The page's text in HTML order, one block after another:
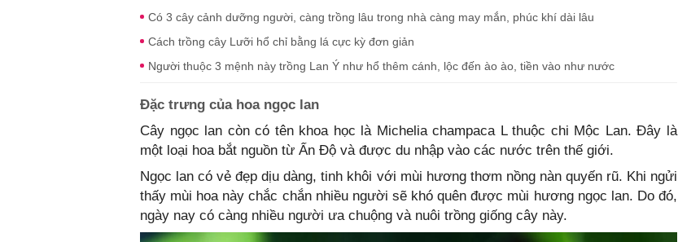
Có 3 cây cảnh dưỡng người, càng trồng lâu trong nhà càng may mắn, phúc khí dài lâu
Cách trồng cây Lưỡi hổ chỉ bằng lá cực kỳ đơn giản
Người thuộc 3 mệnh này trồng Lan Ý như hổ thêm cánh, lộc đến ào ào, tiền vào như nước
Đặc trưng của hoa ngọc lan
Cây ngọc lan còn có tên khoa học là Michelia champaca L thuộc chi Mộc Lan. Đây là
một loại hoa bắt nguồn từ Ấn Độ và được du nhập vào các nước trên thế giới.
Ngọc lan có vẻ đẹp dịu dàng, tinh khôi với mùi hương thơm nồng nàn quyến rũ. Khi ngửi
thấy mùi hoa này chắc chắn nhiều người sẽ khó quên được mùi hương ngọc lan. Do đó,
ngày nay có càng nhiều người ưa chuộng và nuôi trồng giống cây này.